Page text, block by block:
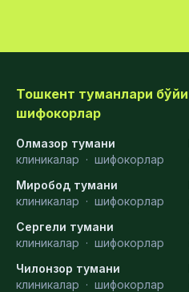
Тошкент туманлари
шифокорлар
Олмазор тумани
клиникалар · шифокорлар
Миробод тумани
клиникалар · шифокорлар
Сергели тумани
клиникалар · шифокорлар
Чилонзор тумани
клиникалар · шифокорлар